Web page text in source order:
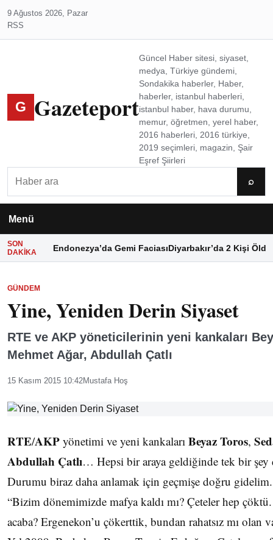
9 Ağustos 2026, Pazar
RSS
G Gazeteport
Güncel Haber sitesi, siyaset,
medya, Türkiye gündemi,
Sondakika haberler, Haber,
haberler, istanbul haberleri,
istanbul haber, hava durumu,
memur, öğretmen, yerel haber,
2016 haberleri, 2016 türkiye,
2019 seçimleri, magazin, Şair
Eşref Şiirleri
⌕
Menü
SON
DAKIKA
Endonezya’da Gemi FaciasıDiyarbakır’da 2 Kişi Öldü
GÜNDEM
Yine, Yeniden Derin Siyaset
RTE ve AKP yöneticilerinin yeni kankaları
Mehmet Ağar, Abdullah Çatlı
15 Kasım 2015 10:42Mustafa Hoş
RTE/AKP yönetimi ve yeni kankaları Beyaz Toros,
Abdullah Çatlı… Hepsi bir araya geldiğinde tek bir şey
Durumu biraz daha anlamak için geçmişe doğru
“Bizim dönemimizde mafya kaldı mı? Çeteler hep
acaba? Ergenekon’u çökerttik, bundan rahatsız mı olan